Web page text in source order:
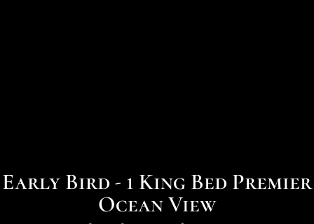
Early Bird - 1 King Bed Premier
Ocean View